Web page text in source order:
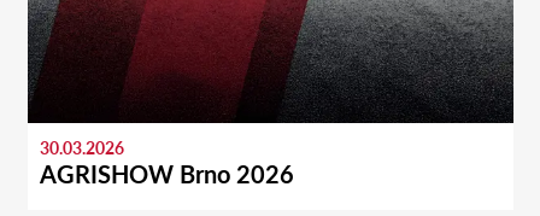
30.03.2026
AGRISHOW Brno 2026